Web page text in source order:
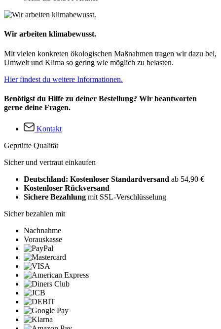
Wir arbeiten klimabewusst.
Mit vielen konkreten ökologischen Maßnahmen tragen wir dazu bei,
Umwelt und Klima so gering wie möglich zu belasten.
Hier findest du weitere Informationen.
Benötigst du Hilfe zu deiner Bestellung? Wir beantworten
gerne deine Fragen.
Kontakt
Geprüfte Qualität
Sicher und vertraut einkaufen
Deutschland: Kostenloser Standardversand ab 54,90 €
Kostenloser Rückversand
Sichere Bezahlung mit SSL-Verschlüsselung
Sicher bezahlen mit
Nachnahme
Vorauskasse